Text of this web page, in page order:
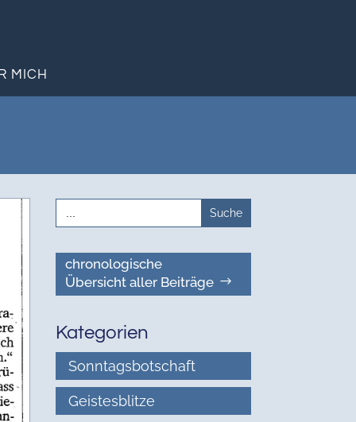
MICH
Search
for:
chronologische
Übersicht aller Beiträge
Kategorien
Sonntagsbotschaft
Geistesblitze